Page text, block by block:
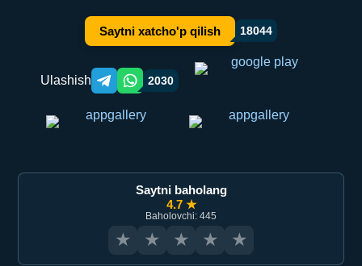
Saytni xatcho'p qilish 18044
Ulashish Telegram orqali ulashish
WhatsApp orqali ulashish
2030
Saytni baholang
4.7 ★
Baholovchi: 445
★ ★ ★ ★ ★